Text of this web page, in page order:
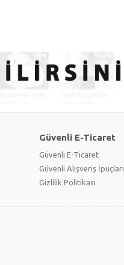
Güvenli E-Ticaret
Güvenli E-Ticaret
Güvenli Alışveriş İpuçları
Gizlilik Politikası